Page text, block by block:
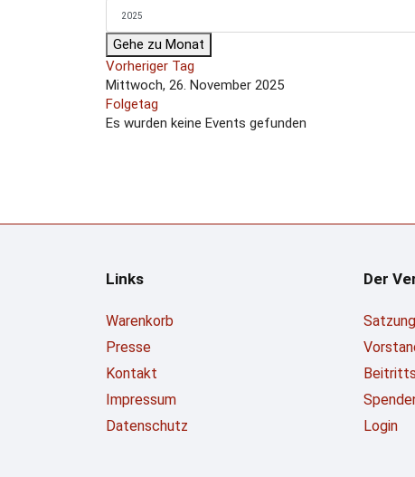
Gehe zu Monat
Vorheriger Tag
Mittwoch, 26. November 2025
Folgetag
Es wurden keine Events gefunden
Links
Warenkorb
Presse
Kontakt
Impressum
Datenschutz
Der
Satzung
Login